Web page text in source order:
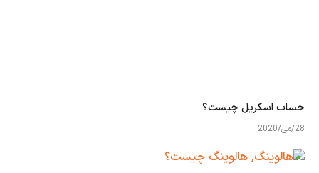
حساب اسکریل چیست؟
28/می/2020